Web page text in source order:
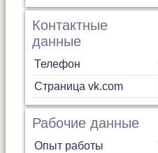
Контактные
данные
Телефон
Страница vk.com
Рабочие данные
Опыт работы